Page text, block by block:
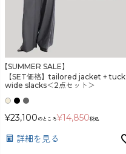
【SUMMER SALE】
【SET価格】tailored jacket + tuck
wide slacks＜2点セット＞
¥23,100 のところ¥14,850税込
詳細を見る